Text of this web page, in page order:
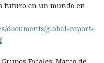
futuro en un mundo en
documents/global-report-